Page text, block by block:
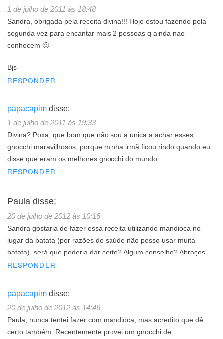
1 de julho de 2011 às 18:48
Sandra, obrigada pela receita divina!!! Hoje estou fazendo pela
segunda vez para encantar mais 2 pessoas q ainda nao
conhecem 🙂
Bjs
RESPONDER
papacapim disse:
1 de julho de 2011 às 19:33
Divina? Poxa, que bom que não sou a unica a achar esses
gnocchi maravilhosos, porque minha irmã ficou rindo quando eu
disse que eram os melhores gnocchi do mundo.
RESPONDER
Paula disse:
20 de julho de 2012 às 10:16
Sandra gostaria de fazer essa receita utilizando mandioca no
lugar da batata (por razões de saúde não posso usar muita
batata), será que poderia dar certo? Algum conselho? Abraços
RESPONDER
papacapim disse:
20 de julho de 2012 às 14:46
Paula, nunca tentei fazer com mandioca, mas acredito que dê
certo também. Recentemente provei um gnocchi de